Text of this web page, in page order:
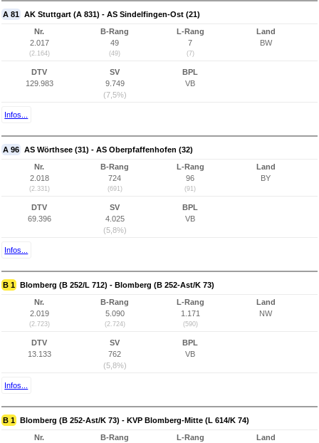
A 81 AK Stuttgart (A 831) - AS Sindelfingen-Ost (21)
Nr.
2.017
(2.164)
B-Rang
49
(49)
L-Rang
7
(7)
Land
BW
DTV
129.983
SV
9.749
(7,5%)
BPL
VB
Infos...
A 96 AS Wörthsee (31) - AS Oberpfaffenhofen (32)
Nr.
2.018
(2.331)
B-Rang
724
(691)
L-Rang
96
(91)
Land
BY
DTV
69.396
SV
4.025
(5,8%)
BPL
VB
Infos...
B 1 Blomberg (B 252/L 712) - Blomberg (B 252-Ast/K 73)
Nr.
2.019
(2.723)
B-Rang
5.090
(2.724)
L-Rang
1.171
(590)
Land
NW
DTV
13.133
SV
762
(5,8%)
BPL
VB
Infos...
B 1 Blomberg (B 252-Ast/K 73) - KVP Blomberg-Mitte (L 614/K 74)
Nr.
B-Rang
L-Rang
Land